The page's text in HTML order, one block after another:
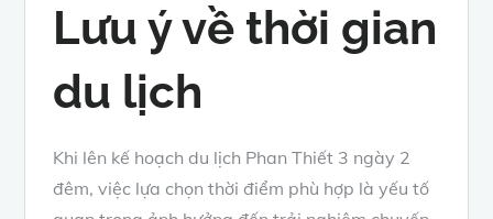
Lưu ý về thời gian
du lịch
Khi lên kế hoạch du lịch Phan Thiết 3 ngày 2
đêm, việc lựa chọn thời điểm phù hợp là yếu tố